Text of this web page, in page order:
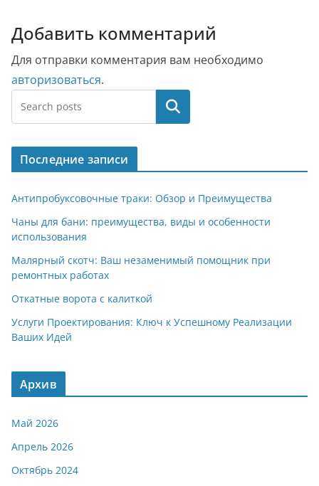
Добавить комментарий
Для отправки комментария вам необходимо
авторизоваться.
Поиск
Последние записи
Антипробуксовочные траки: Обзор и Преимущества
Чаны для бани: преимущества, виды и особенности
использования
Малярный скотч: Ваш незаменимый помощник при
ремонтных работах
Откатные ворота с калиткой
Услуги Проектирования: Ключ к Успешному Реализации
Ваших Идей
Архив
Май 2026
Апрель 2026
Октябрь 2024